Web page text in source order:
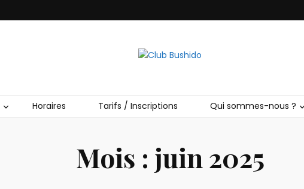
Horaires Tarifs / Inscriptions Qui sommes-nous ?
Mois : juin 2025